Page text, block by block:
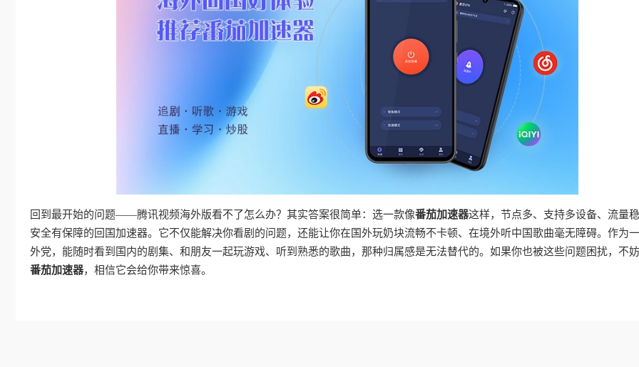
回到最开始的问题——腾讯视频海外版看不了怎么办？其实答案很简单：选一款像番茄加速器这样，节点多、支持多设备、流量
安全有保障的回国加速器。它不仅能解决你看剧的问题，还能让你在国外玩奶块流畅不卡顿、在境外听中国歌曲毫无障碍。作为
外党，能随时看到国内的剧集、和朋友一起玩游戏、听到熟悉的歌曲，那种归属感是无法替代的。如果你也被这些问题困扰，不
番茄加速器，相信它会给你带来惊喜。